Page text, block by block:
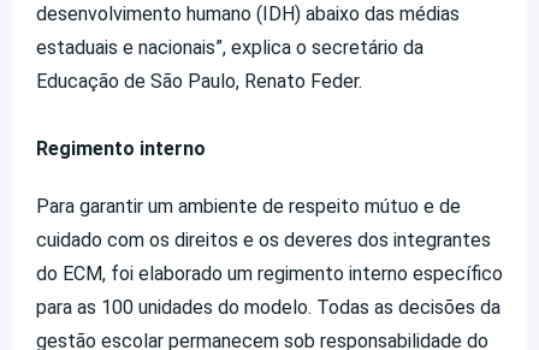
desenvolvimento humano (IDH) abaixo das médias
estaduais e nacionais”, explica o secretário da
Educação de São Paulo, Renato Feder.
Regimento interno
Para garantir um ambiente de respeito mútuo e de
cuidado com os direitos e os deveres dos integrantes
do ECM, foi elaborado um regimento interno específico
para as 100 unidades do modelo. Todas as decisões da
gestão escolar permanecem sob responsabilidade do